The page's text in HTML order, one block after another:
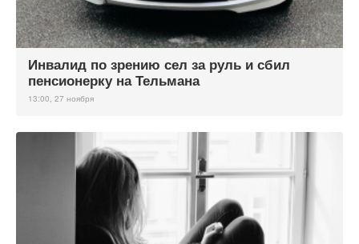
Инвалид по зрению сел за руль и сбил
пенсионерку на Тельмана
13:00, 27 ноября